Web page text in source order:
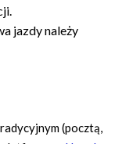
jazdy należy
(pocztą,